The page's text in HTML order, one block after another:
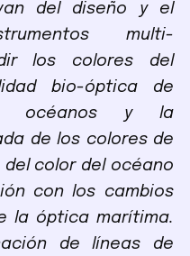
del diseño y el
multi-
los colores del
bio-óptica de
océanos y la
de los colores de
color del océano
con los cambios
la óptica marítima.
de líneas de